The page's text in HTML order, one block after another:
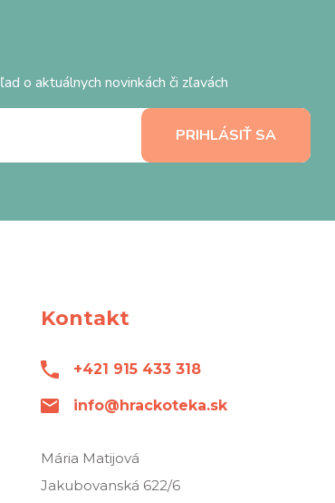
o aktuálnych novinkách či zľavách
Kontakt
+421 915 433 318
info@hrackoteka.sk
Mária Matijová
Jakubovanská 622/6